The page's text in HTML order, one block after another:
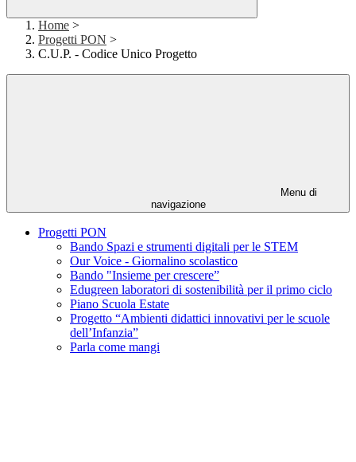
Home >
Progetti PON >
C.U.P. - Codice Unico Progetto
Menu di
navigazione
Progetti PON
Bando Spazi e strumenti digitali per le STEM
Our Voice - Giornalino scolastico
Bando "Insieme per crescere”
Edugreen laboratori di sostenibilità per il primo ciclo
Piano Scuola Estate
Progetto “Ambienti didattici innovativi per le scuole
dell’Infanzia”
Parla come mangi